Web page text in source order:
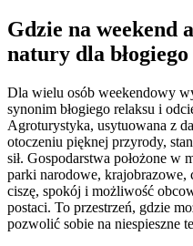
Gdzie na weekend
natury dla
Dla wielu osób weekendowy
synonim błogiego relaksu i
Agroturystyka, usytuowana z
otoczeniu pięknej przyrody,
sił. Gospodarstwa położone
parki narodowe,
ciszę, spokój i możliwość
postaci. To przestrzeń, gdzie
pozwolić sobie na niespieszne